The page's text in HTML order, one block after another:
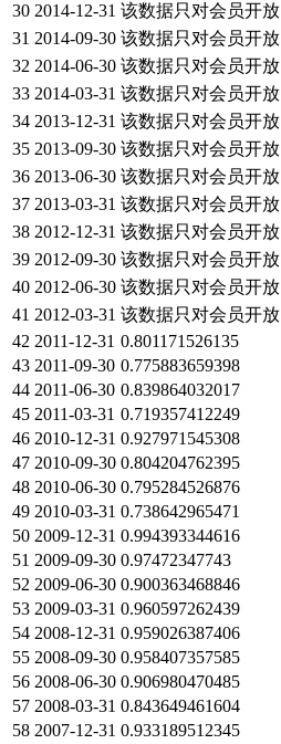
30 2014-12-31 该数据只对会员开放
31 2014-09-30 该数据只对会员开放
32 2014-06-30 该数据只对会员开放
33 2014-03-31 该数据只对会员开放
34 2013-12-31 该数据只对会员开放
35 2013-09-30 该数据只对会员开放
36 2013-06-30 该数据只对会员开放
37 2013-03-31 该数据只对会员开放
38 2012-12-31 该数据只对会员开放
39 2012-09-30 该数据只对会员开放
40 2012-06-30 该数据只对会员开放
41 2012-03-31 该数据只对会员开放
42 2011-12-31 0.801171526135
43 2011-09-30 0.775883659398
44 2011-06-30 0.839864032017
45 2011-03-31 0.719357412249
46 2010-12-31 0.927971545308
47 2010-09-30 0.804204762395
48 2010-06-30 0.795284526876
49 2010-03-31 0.738642965471
50 2009-12-31 0.994393344616
51 2009-09-30 0.97472347743
52 2009-06-30 0.900363468846
53 2009-03-31 0.960597262439
54 2008-12-31 0.959026387406
55 2008-09-30 0.958407357585
56 2008-06-30 0.906980470485
57 2008-03-31 0.843649461604
58 2007-12-31 0.933189512345